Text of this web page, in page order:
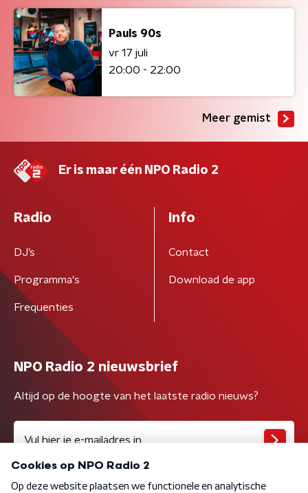
Pauls 90s
vr 17 juli
20:00 - 22:00
Meer gemist
Er is maar één NPO Radio 2
Radio
DJ’s
Programma's
Frequenties
Info
Contact
Download de app
NPO Radio 2 nieuwsbrief
Altijd op de hoogte van het laatste radio nieuws?